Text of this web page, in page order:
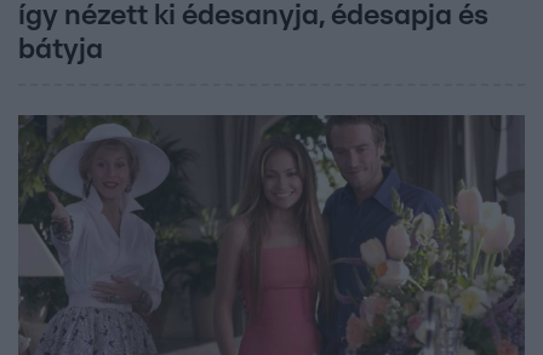
így nézett ki édesanyja, édesapja és
bátyja